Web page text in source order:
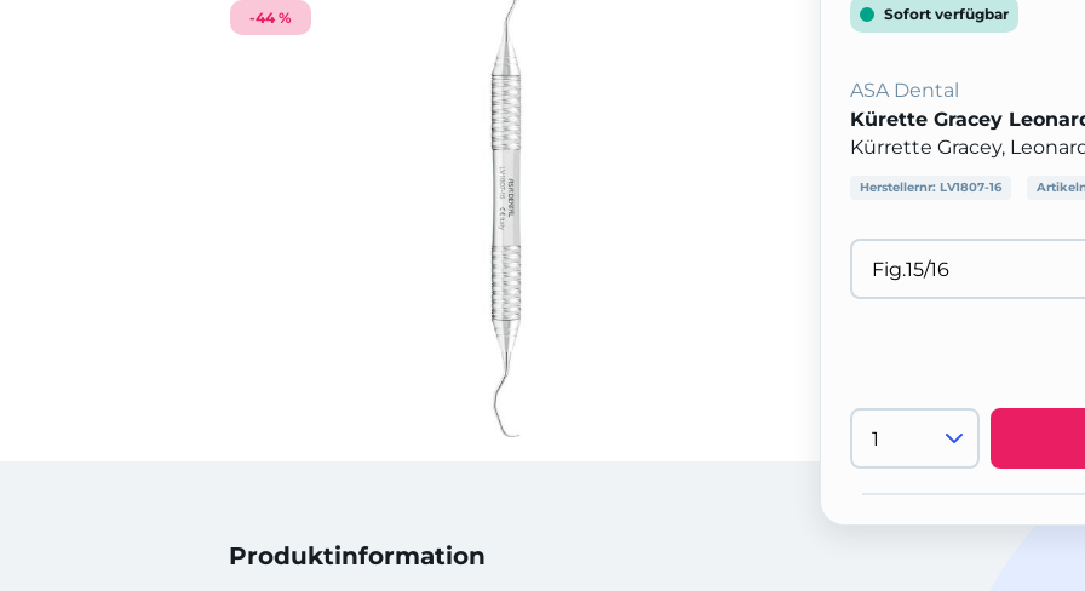
-44 %
Produktinformation
Sofort verfügbar
ASA Dental
Kürette Gracey
Kürrette Gracey,
Herstellernr: LV1807-16